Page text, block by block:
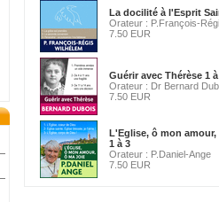
La docilité à l'Esprit
Orateur : P.François-
7.50 EUR
Guérir avec Thérèse 1
Orateur : Dr Bernard
7.50 EUR
L'Eglise, ô mon amour,
1 à 3
Orateur : P.Daniel-Ange
7.50 EUR